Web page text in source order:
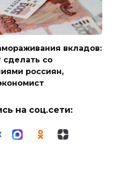
вкладов:
сделать со
россиян,
на соц.сети: